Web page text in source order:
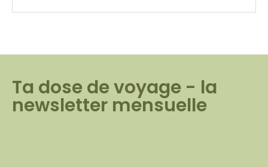
Ta dose de voyage - la
newsletter mensuelle